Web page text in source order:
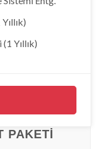
Yıllık)
PAKETI